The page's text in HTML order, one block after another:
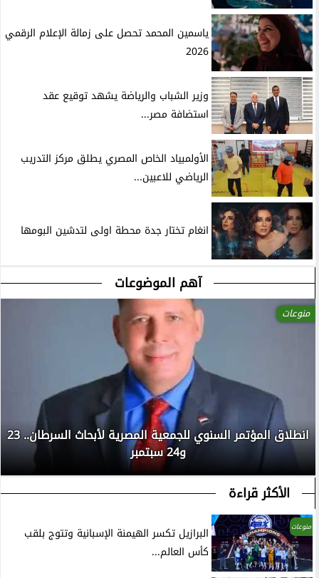
ياسمين المحمد تحصل على زمالة الإعلام الرقمي
2026
وزير الشباب والرياضة يشهد توقيع عقد
استضافة مصر...
الأولمبياد الخاص المصري يطلق مركز التدريب
الرياضي للاعبين...
انغام تختار جدة محطة اولى لتدشين البومها
آهم الموضوعات
منوعات
انطلاق المؤتمر السنوي للجمعية المصرية لأبحاث السرطان.. 23
و24 سبتمبر
الأكثر قراءة
منوعات
البرازيل تكسر الهيمنة الإسبانية وتتوج بلقب
كأس العالم...